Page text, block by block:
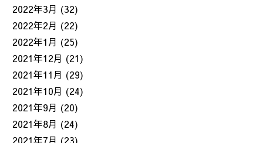
2022年3月 (32)
2022年2月 (22)
2022年1月 (25)
2021年12月 (21)
2021年11月 (29)
2021年10月 (24)
2021年9月 (20)
2021年8月 (24)
2021年7月 (23)